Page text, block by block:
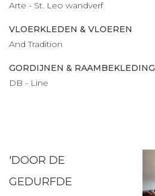
Arte - St. Leo wandverf
VLOERKLEDEN & VLOEREN
And Tradition
GORDIJNEN & RAAMBEKLEDING
DB - Line
'DOOR DE
GEDURFDE